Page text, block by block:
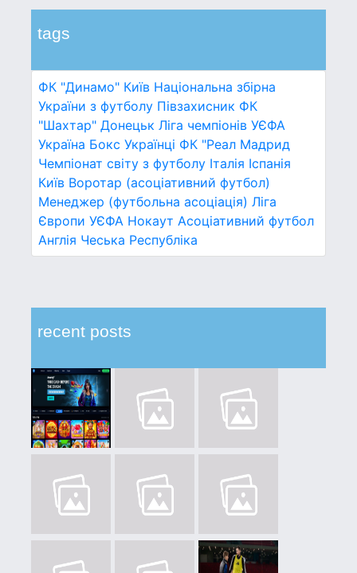
tags
ФК "Динамо" Київ Національна збірна
України з футболу Півзахисник ФК
"Шахтар" Донецьк Ліга чемпіонів УЄФА
Україна Бокс Українці ФК "Реал Мадрид
Чемпіонат світу з футболу Італія Іспанія
Київ Воротар (асоціативний футбол)
Менеджер (футбольна асоціація) Ліга
Європи УЄФА Нокаут Асоціативний футбол
Англія Чеська Республіка
recent posts